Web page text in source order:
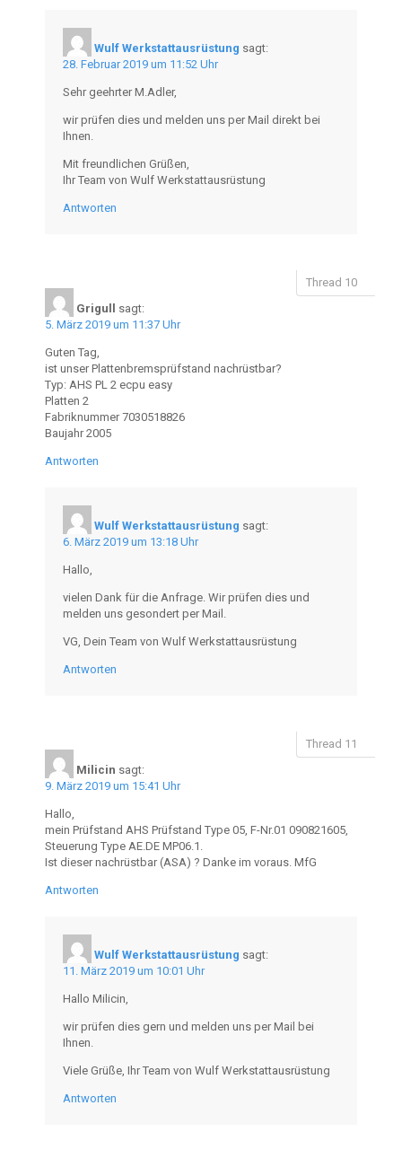
Wulf Werkstattausrüstung sagt:
28. Februar 2019 um 11:52 Uhr
Sehr geehrter M.Adler,
wir prüfen dies und melden uns per Mail direkt bei
Ihnen.
Mit freundlichen Grüßen,
Ihr Team von Wulf Werkstattausrüstung
Antworten
Grigull
sagt:
5. März 2019 um 11:37 Uhr
Guten Tag,
ist unser Plattenbremsprüfstand nachrüstbar?
Typ: AHS PL 2 ecpu easy
Platten 2
Fabriknummer 7030518826
Baujahr 2005
Antworten
Wulf Werkstattausrüstung sagt:
6. März 2019 um 13:18 Uhr
Hallo,
vielen Dank für die Anfrage. Wir prüfen dies und
melden uns gesondert per Mail.
VG, Dein Team von Wulf Werkstattausrüstung
Antworten
Milicin sagt:
9. März 2019 um 15:41 Uhr
Hallo,
mein Prüfstand AHS Prüfstand Type 05, F-Nr.01 090821605,
Steuerung Type AE.DE MP06.1.
Ist dieser nachrüstbar (ASA) ? Danke im voraus. MfG
Antworten
Wulf Werkstattausrüstung sagt:
11. März 2019 um 10:01 Uhr
Hallo Milicin,
wir prüfen dies gern und melden uns per Mail bei
Ihnen.
Viele Grüße, Ihr Team von Wulf Werkstattausrüstung
Antworten